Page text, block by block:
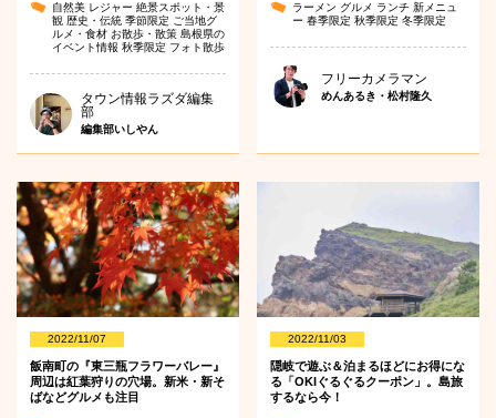
自然美 レジャー 絶景スポット・景
観 歴史・伝統 季節限定 ご当地グ
ルメ・食材 お散歩・散策 島根県の
イベント情報 秋季限定 フォト散歩
タウン情報ラズダ編集
部
編集部いしやん
ラーメン グルメ ランチ新メニュ
ー春季限定秋季限定冬季限定
フリーカメラマン
めんあるき・松村隆久
2022/11/07
飯南町の『東三瓶フラワーバレー』
周辺は紅葉狩りの穴場。新米・新そ
ばなどグルメも注目
2022/11/03
隠岐で遊ぶ＆泊まるほどにお得にな
る「OKIぐるぐるクーポン」。島旅
するなら今！